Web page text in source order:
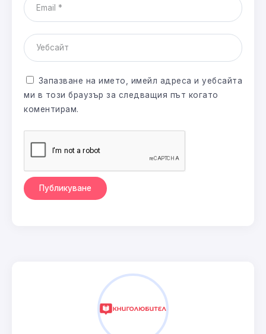
Запазване на името, имейл адреса и уебсайта
ми в този браузър за следващия път когато
коментирам.